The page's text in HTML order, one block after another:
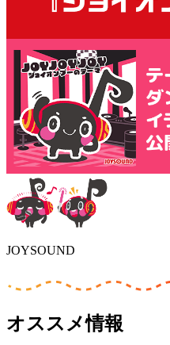
JOYSOUND
オススメ情報